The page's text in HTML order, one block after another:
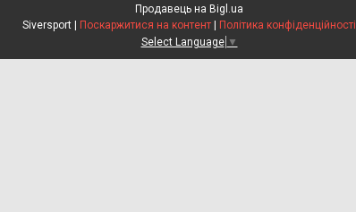
Продавець на Bigl.ua
Поскаржитися на контент
Політика конфіденційності
Select Language ▼